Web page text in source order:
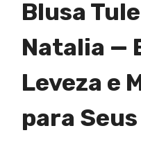
Blusa
Natalia —
Leveza e
para